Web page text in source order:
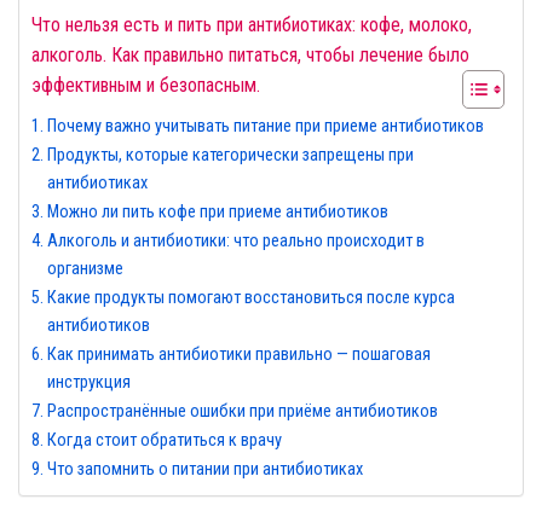
Что нельзя есть и пить при антибиотиках: кофе, молоко,
алкоголь. Как правильно питаться, чтобы лечение было
эффективным и безопасным.
Почему важно учитывать питание при приеме антибиотиков
Продукты, которые категорически запрещены при
антибиотиках
Можно ли пить кофе при приеме антибиотиков
Алкоголь и антибиотики: что реально происходит в
организме
Какие продукты помогают восстановиться после курса
антибиотиков
Как принимать антибиотики правильно — пошаговая
инструкция
Распространённые ошибки при приёме антибиотиков
Когда стоит обратиться к врачу
Что запомнить о питании при антибиотиках